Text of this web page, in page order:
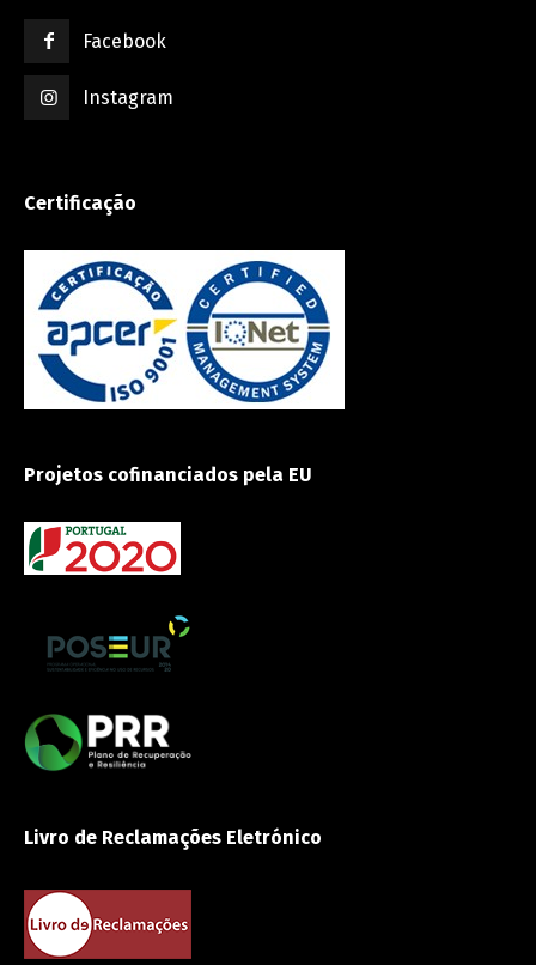
Facebook
Instagram
Certificação
Projetos cofinanciados pela EU
Livro de Reclamações Eletrónico